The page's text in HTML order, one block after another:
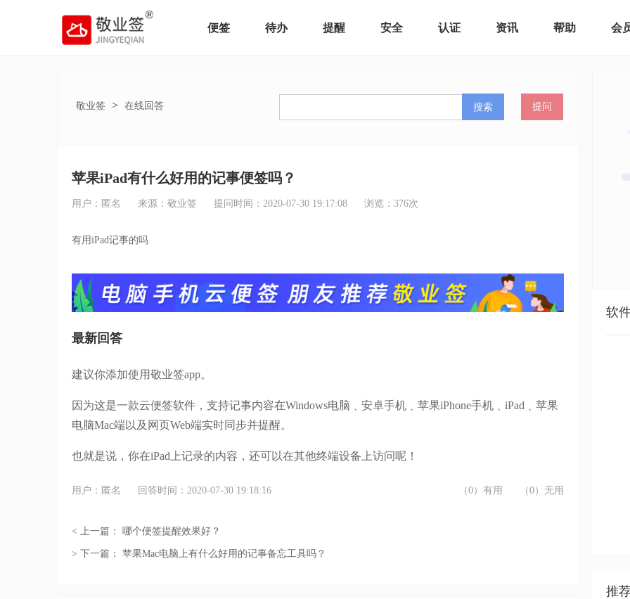
便签 待办 提醒 安全 认证 资讯 帮助 会
敬业签 > 在线回答 搜索 提问
苹果iPad有什么好用的记事便签吗？
用户：匿名 来源：敬业签 提问时间：2020-07-30 19:17:08 浏览： 376次
有用iPad记事的吗
最新回答
建议你添加使用敬业签app。
因为这是一款云便签软件，支持记事内容在Windows电脑﹑安卓手机﹑苹果iPhone手机﹑iPad﹑苹果
电脑Mac端以及网页Web端实时同步并提醒。
也就是说，你在iPad上记录的内容，还可以在其他终端设备上访问呢！
用户：匿名 回答时间：2020-07-30 19:18:16 （0）有用 （0）无用
< 上一篇： 哪个便签提醒效果好？
> 下一篇： 苹果Mac电脑上有什么好用的记事备忘工具吗？
软
推